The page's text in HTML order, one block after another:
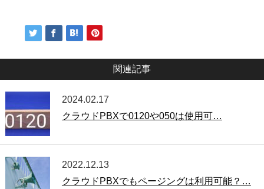
関連記事
2024.02.17
クラウドPBXで0120や050は使用可…
2022.12.13
クラウドPBXでもページングは利用可能？…